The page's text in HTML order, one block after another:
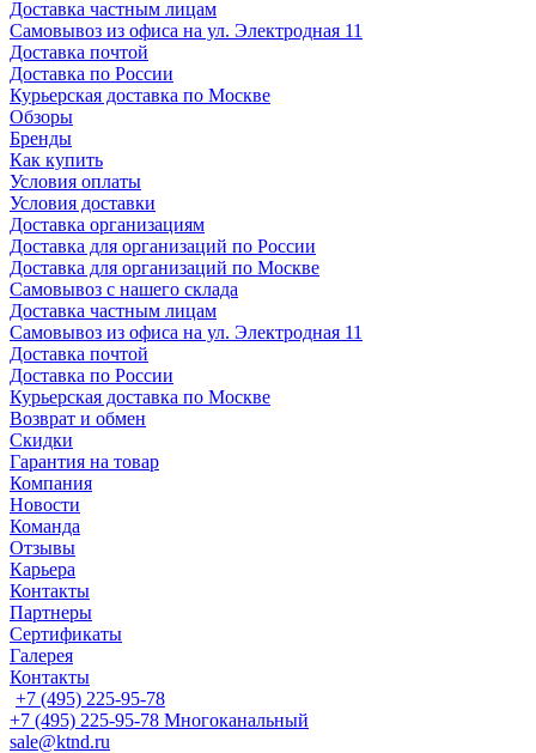
Доставка частным лицам
Самовывоз из офиса на ул. Электродная 11
Доставка почтой
Доставка по России
Курьерская доставка по Москве
Обзоры
Бренды
Как купить
Условия оплаты
Условия доставки
Доставка организациям
Доставка для организаций по России
Доставка для организаций по Москве
Самовывоз с нашего склада
Доставка частным лицам
Самовывоз из офиса на ул. Электродная 11
Доставка почтой
Доставка по России
Курьерская доставка по Москве
Возврат и обмен
Скидки
Гарантия на товар
Компания
Новости
Команда
Отзывы
Карьера
Контакты
Партнеры
Сертификаты
Галерея
Контакты
+7 (495) 225-95-78
+7 (495) 225-95-78 Многоканальный
sale@ktnd.ru